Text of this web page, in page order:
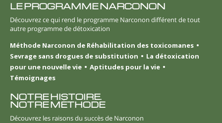
LE PROGRAMME NARCONON
Découvrez ce qui rend le programme Narconon différent de tout
autre programme de détoxication
Méthode Narconon de Réhabilitation des toxicomanes
Sevrage sans drogues de substitution
La détoxication
pour une nouvelle vie
Aptitudes pour la vie
Témoignages
NOTRE HISTOIRE.
NOTRE MÉTHODE
Découvrez les raisons du succès de Narconon